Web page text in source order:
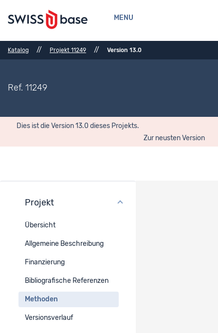
MENU
Katalog // Projekt 11249 // Version 13.0
Ref. 11249
Dies ist die Version 13.0 dieses Projekts.
Zur neusten Version
Projekt
Übersicht
Allgemeine Beschreibung
Finanzierung
Bibliografische Referenzen
Methoden
Versionsverlauf
Erhebungsverfahren
Erhebungsverfahren